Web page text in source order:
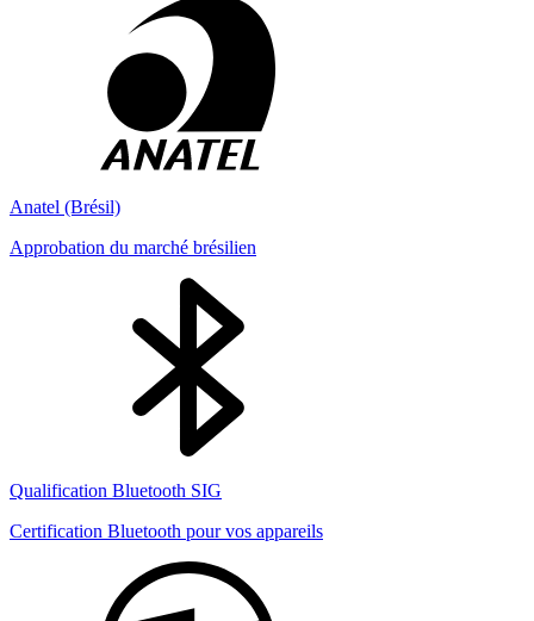
Anatel (Brésil)
Approbation du marché brésilien
Qualification Bluetooth SIG
Certification Bluetooth pour vos appareils